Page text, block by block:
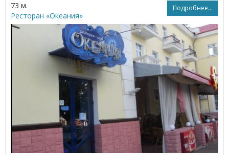
73 м. Подробнее...
Ресторан «Океания»